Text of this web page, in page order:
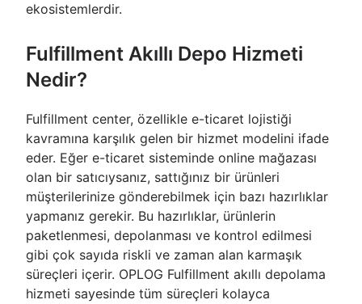
ekosistemlerdir.
Fulfillment Akıllı Depo Hizmeti
Nedir?
Fulfillment center, özellikle e-ticaret lojistiği
kavramına karşılık gelen bir hizmet modelini ifade
eder. Eğer e-ticaret sisteminde online mağazası
olan bir satıcıysanız, sattığınız bir ürünleri
müşterilerinize gönderebilmek için bazı hazırlıklar
yapmanız gerekir. Bu hazırlıklar, ürünlerin
paketlenmesi, depolanması ve kontrol edilmesi
gibi çok sayıda riskli ve zaman alan karmaşık
süreçleri içerir. OPLOG Fulfillment akıllı depolama
hizmeti sayesinde tüm süreçleri kolayca